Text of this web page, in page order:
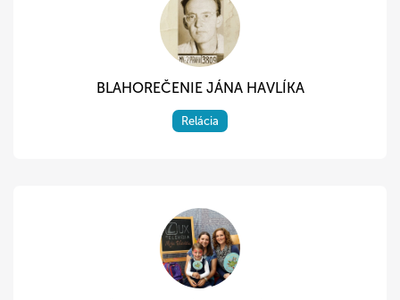
BLAHOREČENIE JÁNA HAVLÍKA
Relácia